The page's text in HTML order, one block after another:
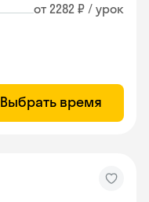
от 2282 ₽ / урок
Выбрать время